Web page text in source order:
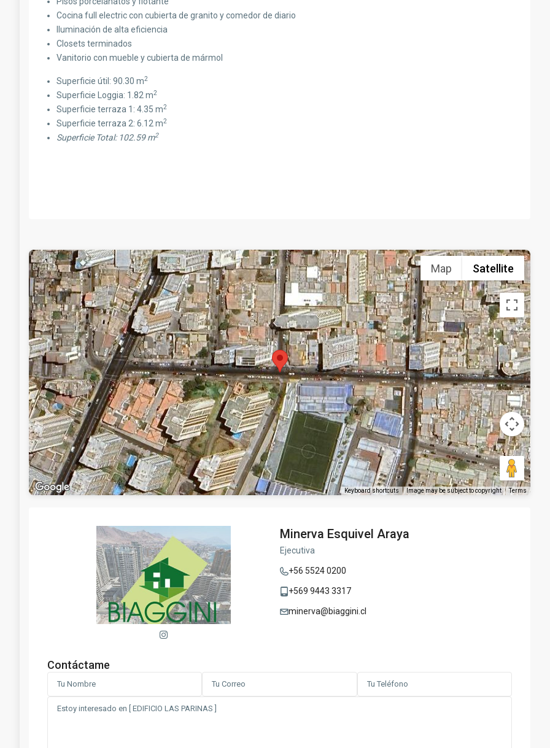
Cocina full electric con cubierta de granito y comedor de diario
Iluminación de alta eficiencia
Closets terminados
Vanitorio con mueble y cubierta de mármol
Superficie útil: 90.30 m2
Superficie Loggia: 1.82 m2
Superficie terraza 1: 4.35 m2
Superficie terraza 2: 6.12 m2
Superficie Total: 102.59 m2
Map Satellite
Keyboard shortcuts Image may be subject to copyright Terms
Minerva Esquivel Araya
Ejecutiva
+56 5524 0200
+569 9443 3317
minerva@biaggini.cl
Contáctame